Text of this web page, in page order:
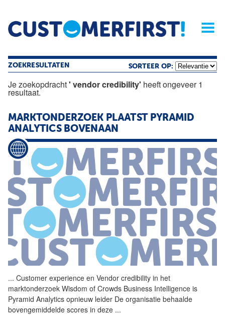
Home Opinie Archief
Magazine
ZOEKRESULTATEN SORTEER OP:
Je zoekopdracht' vendor credibility' heeft ongeveer 1
resultaat.
MARKTONDERZOEK PLAATST PYRAMID
ANALYTICS BOVENAAN
... Customer experience en Vendor credibility in het
marktonderzoek Wisdom of Crowds Business Intelligence is
Pyramid Analytics opnieuw leider De organisatie behaalde
bovengemiddelde scores in deze ...